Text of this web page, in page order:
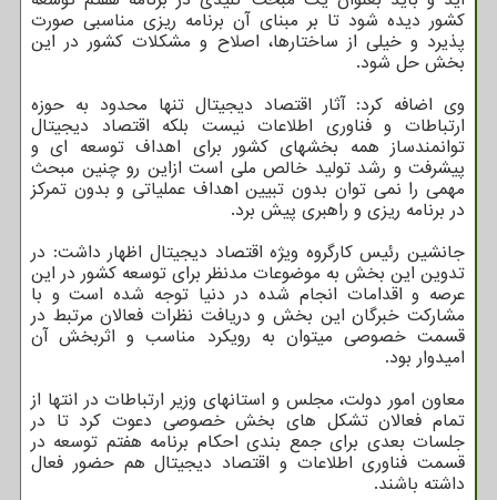
کشور دیده شود تا بر مبنای آن برنامه ریزی مناسبی صورت
پذیرد و خیلی از ساختارها، اصلاح و مشکلات کشور در این
بخش حل شود.
وی اضافه کرد: آثار اقتصاد دیجیتال تنها محدود به حوزه
ارتباطات و فناوری اطلاعات نیست بلکه اقتصاد دیجیتال
توانمندساز همه بخشهای کشور برای اهداف توسعه ای و
پیشرفت و رشد تولید خالص ملی است ازاین رو چنین مبحث
مهمی را نمی توان بدون تبیین اهداف عملیاتی و بدون تمرکز
در برنامه ریزی و راهبری پیش برد.
جانشین رئیس کارگروه ویژه اقتصاد دیجیتال اظهار داشت: در
تدوین این بخش به موضوعات مدنظر برای توسعه کشور در این
عرصه و اقدامات انجام شده در دنیا توجه شده است و با
مشارکت خبرگان این بخش و دریافت نظرات فعالان مرتبط در
قسمت خصوصی میتوان به رویکرد مناسب و اثربخش آن
امیدوار بود.
معاون امور دولت، مجلس و استانهای وزیر ارتباطات در انتها از
تمام فعالان تشکل های بخش خصوصی دعوت کرد تا در
جلسات بعدی برای جمع بندی احکام برنامه هفتم توسعه در
قسمت فناوری اطلاعات و اقتصاد دیجیتال هم حضور فعال
داشته باشند.